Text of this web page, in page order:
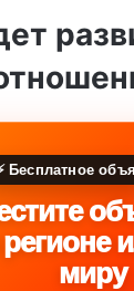
Бесплатное
миру